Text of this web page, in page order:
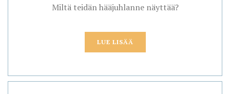
Miltä teidän hääjuhlanne näyttää?
LUE LISÄÄ